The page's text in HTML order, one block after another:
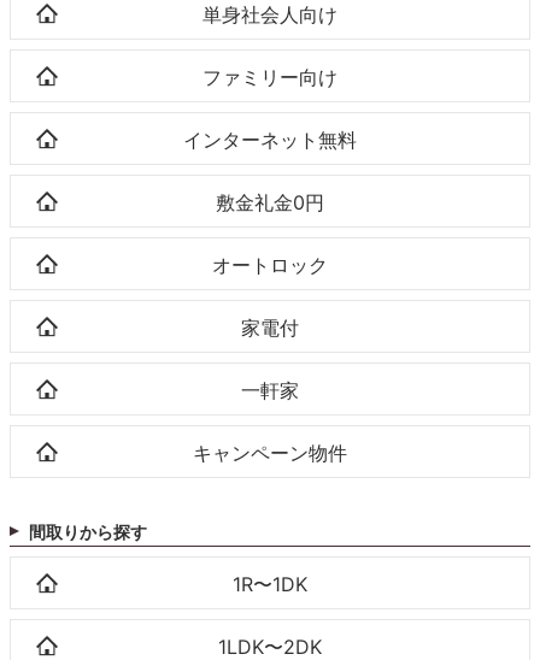
単身社会人向け
ファミリー向け
インターネット無料
敷金礼金0円
オートロック
家電付
一軒家
キャンペーン物件
間取りから探す
1R〜1DK
1LDK〜2DK